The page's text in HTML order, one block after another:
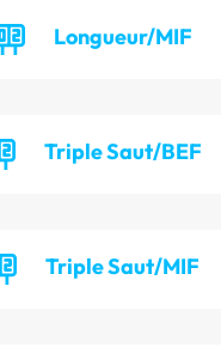
Longueur/MIF
Triple Saut/BEF
Triple Saut/MIF